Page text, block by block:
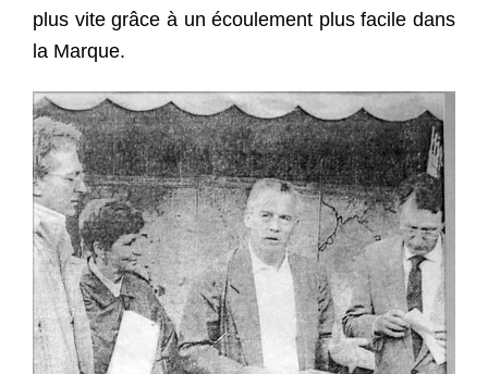
plus vite grâce à un écoulement plus facile dans
la Marque.